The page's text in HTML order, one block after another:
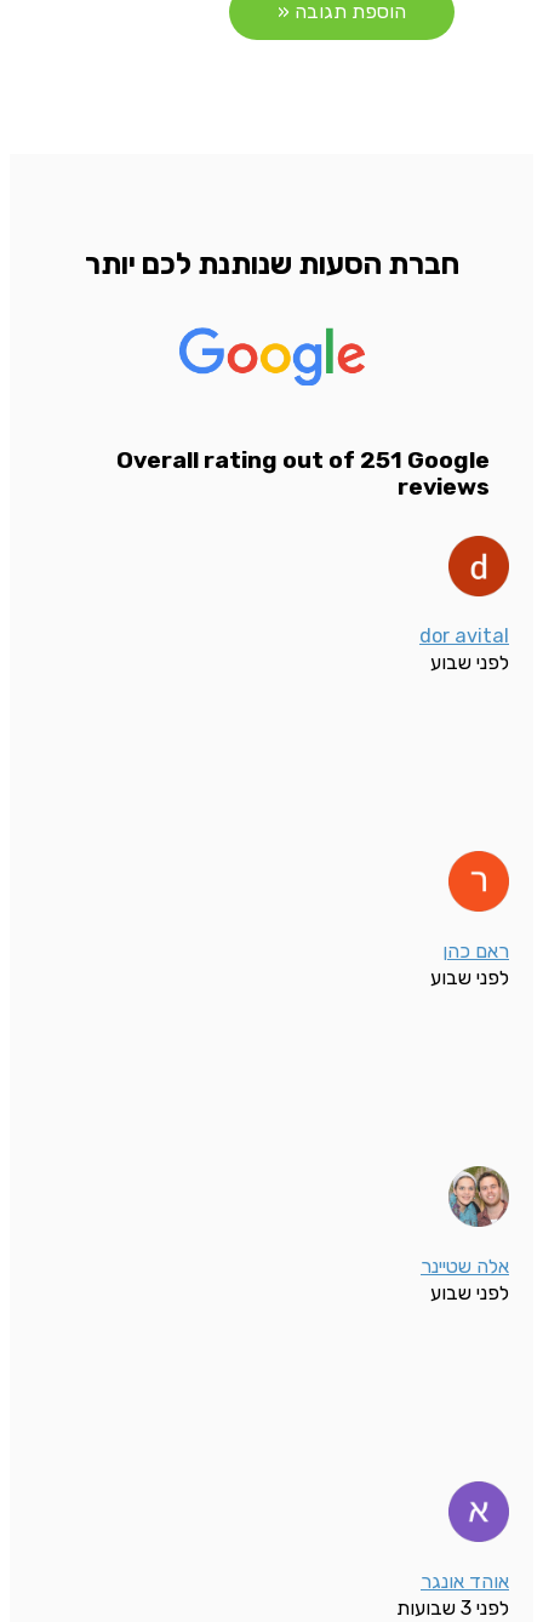
חברת הסעות שנותנת לכם יותר
Overall rating out of 251 Google
reviews
dor avital
לפני שבוע
ראם כהן
לפני שבוע
אלה שטיינר
לפני שבוע
אוהד אונגר
לפני 3 שבועות